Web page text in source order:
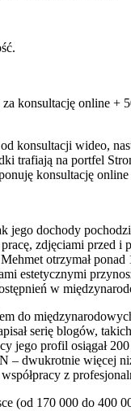
konsultację online +
konsultacji wideo,
trafiają na portfel
konsultację online
jego dochody
zdjęciami przed i
otrzymał ponad
estetycznymi
w
do
serię blogów,
jego profil osiągał
– dwukrotnie więcej
z
(od 170 000 do 400